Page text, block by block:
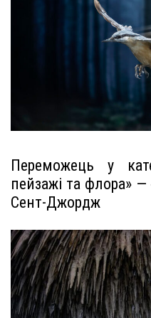
Переможець у
пейзажі та флора»
Сент-Джордж